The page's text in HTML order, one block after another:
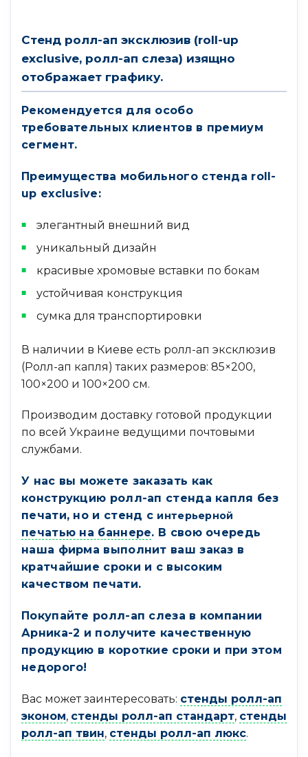
Стенд ролл-ап эксклюзив (roll-up
exclusive, ролл-ап слеза) изящно
отображает графику.
Рекомендуется для особо
требовательных клиентов в премиум
сегмент.
Преимущества мобильного стенда roll-
up exclusive:
элегантный внешний вид
уникальный дизайн
красивые хромовые вставки по бокам
устойчивая конструкция
сумка для транспортировки
В наличии в Киеве есть ролл-ап эксклюзив
(Ролл-ап капля) таких размеров: 85×200,
100×200 и 100×200 см.
Производим доставку готовой продукции
по всей Украине ведущими почтовыми
службами.
У нас вы можете заказать как
конструкцию ролл-ап стенда капля без
печати, но и стенд с интерьерной
печатью на баннере. В свою очередь
наша фирма выполнит ваш заказ в
кратчайшие сроки и с высоким
качеством печати.
Покупайте ролл-ап слеза в компании
Арника-2 и получите качественную
продукцию в короткие сроки и при этом
недорого!
Вас может заинтересовать: стенды ролл-ап
эконом, стенды ролл-ап стандарт, стенды
ролл-ап твин, стенды ролл-ап люкс.